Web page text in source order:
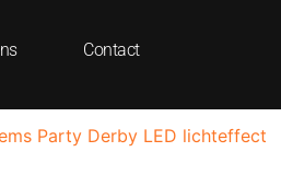
Contact
Party Derby LED lichteffect